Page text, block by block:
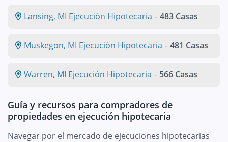
Lansing, MI Ejecución Hipotecaria - 483 Casas
Muskegon, MI Ejecución Hipotecaria - 481 Casas
Warren, MI Ejecución Hipotecaria - 566 Casas
Guía y recursos para compradores de
propiedades en ejecución hipotecaria
Navegar por el mercado de ejecuciones hipotecarias